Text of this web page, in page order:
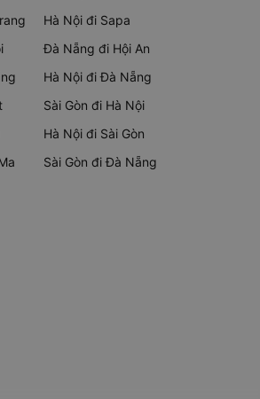
Hà Nội đi Sapa
Đà Nẵng đi Hội An
Hà Nội đi Đà Nẵng
Sài Gòn đi Hà Nội
Hà Nội đi Sài Gòn
Sài Gòn đi Đà Nẵng